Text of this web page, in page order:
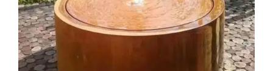
PRODUKT
WEIST
MEHRERE
VARIANTEN
DETAILS